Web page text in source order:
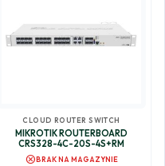
CLOUD ROUTER SWITCH
MIKROTIK ROUTERBOARD
CRS328-4C-20S-4S+RM
cancelBRAK NA MAGAZYNIE